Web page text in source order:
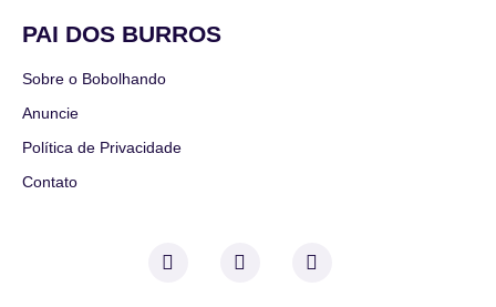
PAI DOS BURROS
Sobre o Bobolhando
Anuncie
Política de Privacidade
Contato